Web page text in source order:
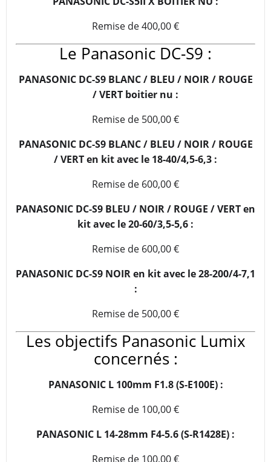
Remise de 400,00 €
Le Panasonic DC-S9 :
PANASONIC DC-S9 BLANC / BLEU / NOIR / ROUGE
/ VERT boitier nu :
Remise de 500,00 €
PANASONIC DC-S9 BLANC / BLEU / NOIR / ROUGE
/ VERT en kit avec le 18-40/4,5-6,3 :
Remise de 600,00 €
PANASONIC DC-S9 BLEU / NOIR / ROUGE / VERT en
kit avec le 20-60/3,5-5,6 :
Remise de 600,00 €
PANASONIC DC-S9 NOIR en kit avec le 28-200/4-7,1
:
Remise de 500,00 €
Les objectifs Panasonic Lumix
concernés :
PANASONIC L 100mm F1.8 (S-E100E) :
Remise de 100,00 €
PANASONIC L 14-28mm F4-5.6 (S-R1428E) :
Remise de 100,00 €